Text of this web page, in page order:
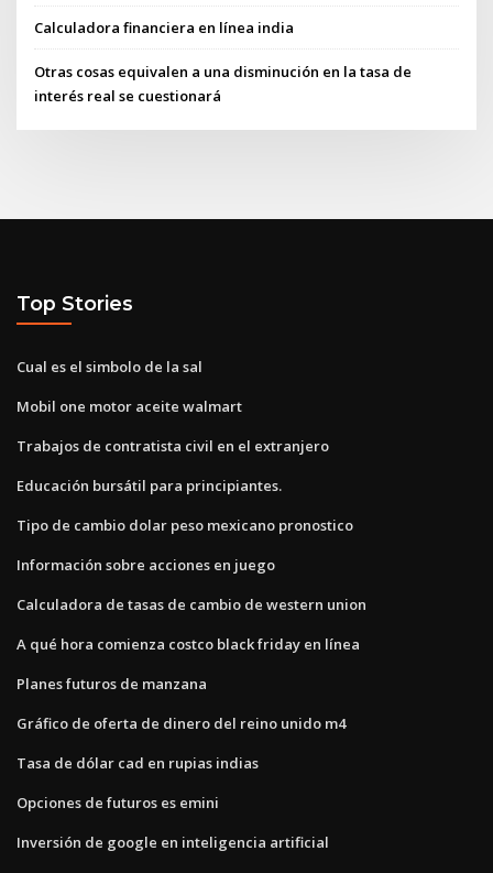
Calculadora financiera en línea india
Otras cosas equivalen a una disminución en la tasa de
interés real se cuestionará
Top Stories
Cual es el simbolo de la sal
Mobil one motor aceite walmart
Trabajos de contratista civil en el extranjero
Educación bursátil para principiantes.
Tipo de cambio dolar peso mexicano pronostico
Información sobre acciones en juego
Calculadora de tasas de cambio de western union
A qué hora comienza costco black friday en línea
Planes futuros de manzana
Gráfico de oferta de dinero del reino unido m4
Tasa de dólar cad en rupias indias
Opciones de futuros es emini
Inversión de google en inteligencia artificial